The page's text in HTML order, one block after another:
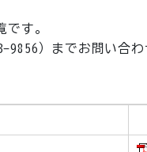
す。
）までお問い合わ